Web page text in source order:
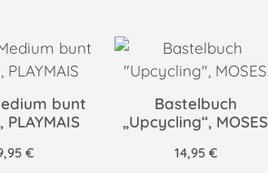
bunt
PLAYMAIS
€
Bastelbuch
„Upcycling“, MOSES
14,95 €